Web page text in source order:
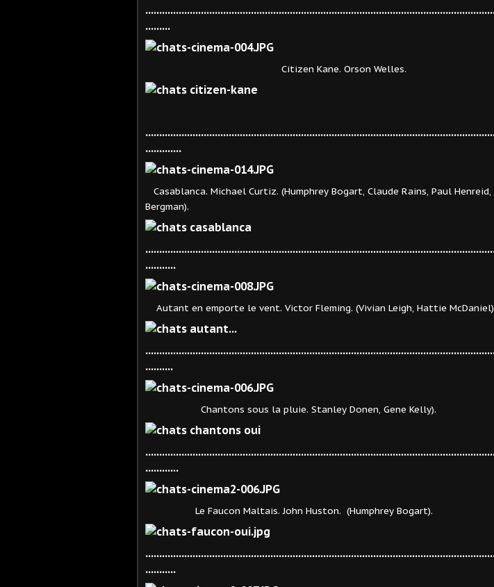
.........
Citizen Kane. Orson Welles.
.............
Casablanca. Michael Curtiz. (Humphrey Bogart, Claude Rains, Paul
Bergman).
...........
Autant en emporte le vent. Victor Fleming. (Vivian Leigh, Hattie
..........
Chantons sous la pluie. Stanley Donen, Gene Kelly).
............
Le Faucon Maltais. John Huston. (Humphrey Bogart).
...........